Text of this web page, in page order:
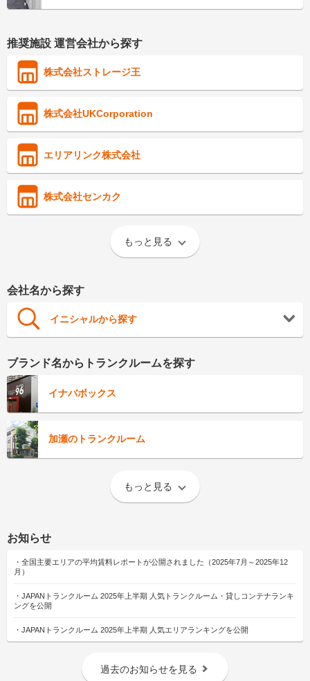
推奨施設 運営会社から探す
株式会社ストレージ王
株式会社UKCorporation
エリアリンク株式会社
株式会社センカク
もっと見る
会社名から探す
イニシャルから探す
ブランド名からトランクルームを探す
イナバボックス
加瀬のトランクルーム
もっと見る
お知らせ
・ 全国主要エリアの平均賃料レポートが公開されました（2025年7月～2025年12
月）
・ JAPANトランクルーム 2025年上半期 人気トランクルーム・貸しコンテナランキ
ングを公開
・ JAPANトランクルーム 2025年上半期 人気エリアランキングを公開
過去のお知らせを見る